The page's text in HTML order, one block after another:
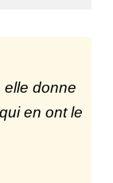
elle donne
en ont le